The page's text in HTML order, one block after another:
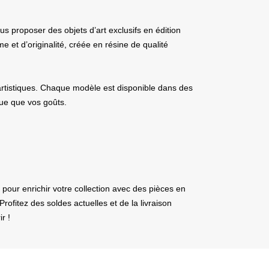
proposer des objets d’art exclusifs en édition
et d’originalité, créée en résine de qualité
Chaque modèle est disponible dans des
que vos goûts.
enrichir votre collection avec des pièces en
des soldes actuelles et de la livraison
!